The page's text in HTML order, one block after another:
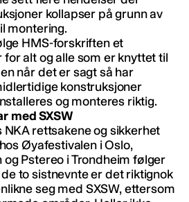
kollapser på grunn av
montering.
HMS-forskriften et
alt og alle som er knyttet til
når det er sagt så har
konstruksjoner
og monteres riktig.
med SXSW
NKA rettsakene og sikkerhet
Øyafestivalen i Oslo,
Pstereo i Trondheim følger
to sistnevnte er det riktignok
seg med SXSW, ettersom